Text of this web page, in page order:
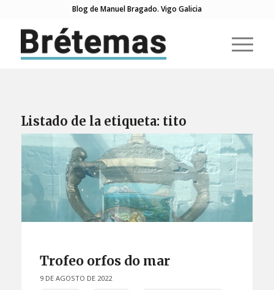
Blog de Manuel Bragado. Vigo Galicia
Listado de la etiqueta: tito
Trofeo orfos do mar
9 DE AGOSTO DE 2022